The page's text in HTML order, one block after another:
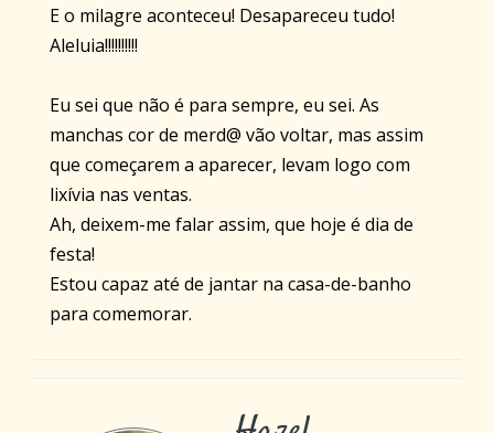
E o milagre aconteceu! Desapareceu tudo!
Aleluia!!!!!!!!!!
Eu sei que não é para sempre, eu sei. As
manchas cor de merd@ vão voltar, mas assim
que começarem a aparecer, levam logo com
lixívia nas ventas.
Ah, deixem-me falar assim, que hoje é dia de
festa!
Estou capaz até de jantar na casa-de-banho
para comemorar.